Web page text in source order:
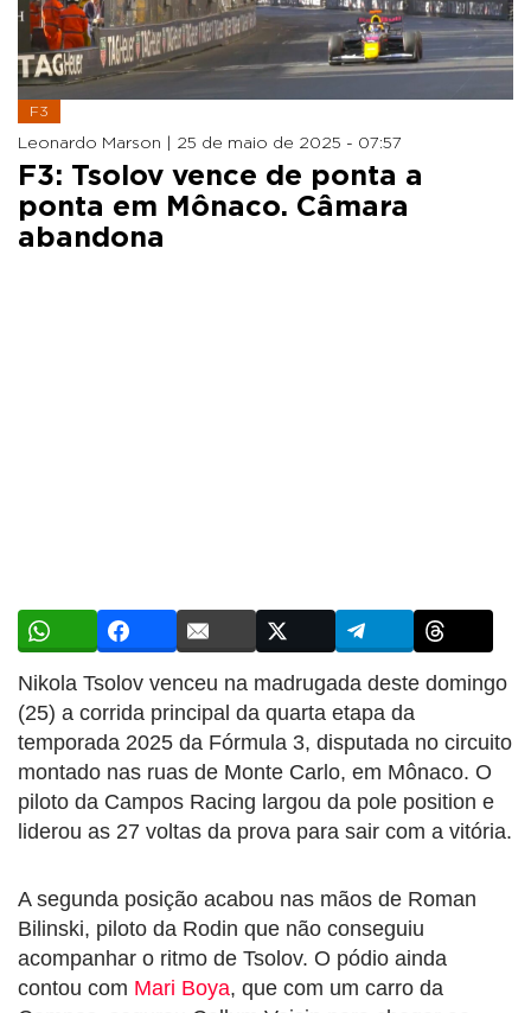
F3
Leonardo Marson | 25 de maio de 2025 - 07:57
F3: Tsolov vence de ponta a
ponta em Mônaco. Câmara
abandona
Nikola Tsolov venceu na madrugada deste domingo
(25) a corrida principal da quarta etapa da
temporada 2025 da Fórmula 3, disputada no circuito
montado nas ruas de Monte Carlo, em Mônaco. O
piloto da Campos Racing largou da pole position e
liderou as 27 voltas da prova para sair com a vitória.
A segunda posição acabou nas mãos de Roman
Bilinski, piloto da Rodin que não conseguiu
acompanhar o ritmo de Tsolov. O pódio ainda
contou com Mari Boya, que com um carro da